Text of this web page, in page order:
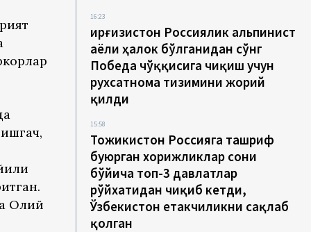
Олий
16:23
Қирғизистон Россиялик альпинист
аёли ҳалок бўлганидан сўнг
Победа чўққисига чиқиш учун
рухсатнома тизимини жорий
қилди
15:58
Тожикистон Россияга ташриф
буюрган хорижликлар сони
бўйича топ-3 давлатлар
рўйхатидан чиқиб кетди,
Ўзбекистон етакчиликни сақлаб
қолган